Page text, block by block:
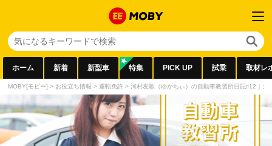
ホーム 新着 新型車 特集 PICK UP 試乗 取材レ
MOBY[モビー] > お役立ち情報 > 運転免許 > 河村友歌（ゆかちぃ）の自動車教習所日記♯12｜